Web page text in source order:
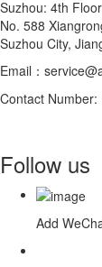
Suzhou: 4th
No. 588
Suzhou City,
Email：
Contact
Follow us
Add